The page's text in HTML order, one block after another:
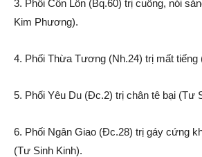
3. Phối Côn Lôn (Bq.60) trị cuồng, nói
Kim Phương).
4. Phối Thừa Tương (Nh.24) trị mất tiếng
5. Phối Yêu Du (Đc.2) trị chân tê bại (Tư
6. Phối Ngân Giao (Đc.28) trị gáy cứng
(Tư Sinh Kinh).